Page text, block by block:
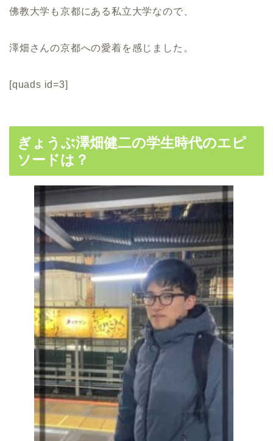
佛教大学も京都にある私立大学なので、
澤畑さんの京都への愛着を感じました。
[quads id=3]
ぎょうぶ澤畑健二の学生時代のエピ
ソードは？